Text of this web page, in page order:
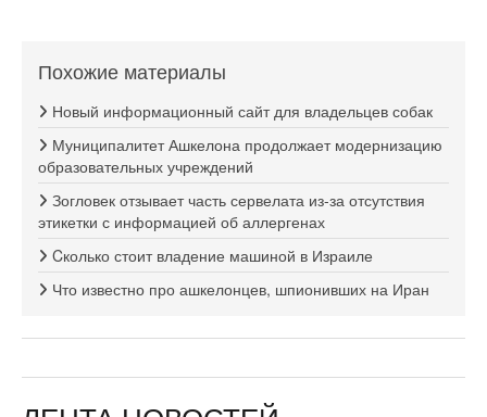
Похожие материалы
Новый информационный сайт для владельцев собак
Муниципалитет Ашкелона продолжает модернизацию
образовательных учреждений
Зогловек отзывает часть сервелата из-за отсутствия
этикетки с информацией об аллергенах
Cколько стоит владение машиной в Израиле
Что известно про ашкелонцев, шпионивших на Иран